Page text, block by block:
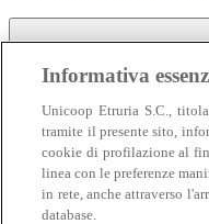
Carne
Informativa
Unicoop Etruria S.C.,
tramite il presente sito,
cookie di profilazione al
linea con le preferenze
in rete, anche attraverso
database.